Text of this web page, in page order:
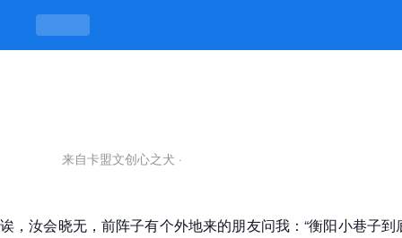
衡阳小巷子在哪里-k8凯发官网
来自卡盟文创心之犬 ·
诶，汝会晓无，前阵子有个外地来的朋友问我：“衡阳小巷子